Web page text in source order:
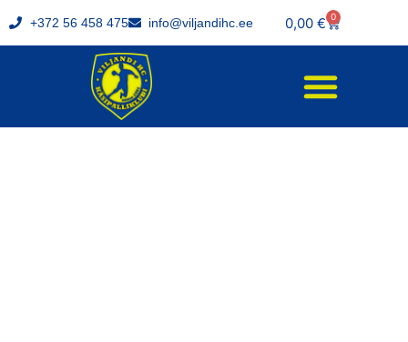
+372 56 458 475 info@viljandihc.ee 0,00 € 0